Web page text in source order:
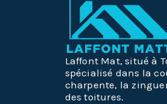
Laffont Mat, situé à
spécialisé dans la
charpente, la
des toitures.